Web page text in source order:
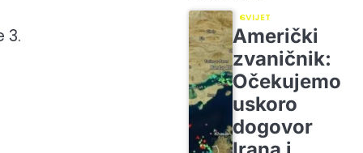
3.
SVIJET
Američki
zvaničnik:
Očekujemo
uskoro
dogovor